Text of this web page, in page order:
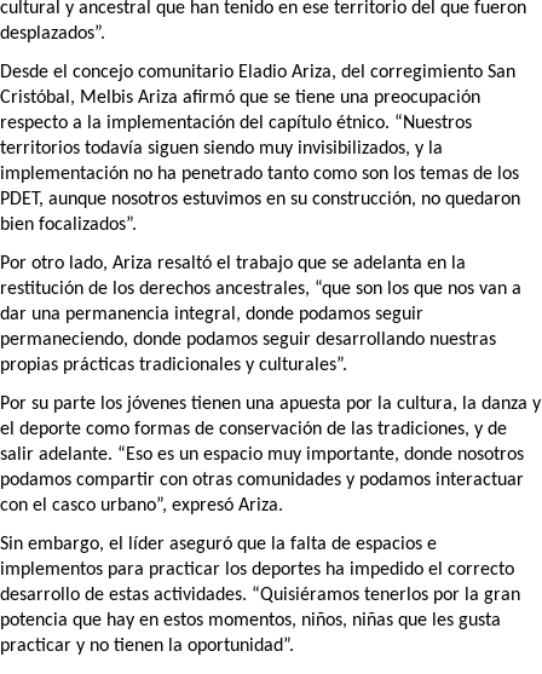
cultural y ancestral que han tenido en ese territorio del que fueron
desplazados”.
Desde el concejo comunitario Eladio Ariza, del corregimiento San
Cristóbal, Melbis Ariza afirmó que se tiene una preocupación
respecto a la implementación del capítulo étnico. “Nuestros
territorios todavía siguen siendo muy invisibilizados, y la
implementación no ha penetrado tanto como son los temas de los
PDET, aunque nosotros estuvimos en su construcción, no quedaron
bien focalizados”.
Por otro lado, Ariza resaltó el trabajo que se adelanta en la
restitución de los derechos ancestrales, “que son los que nos van a
dar una permanencia integral, donde podamos seguir
permaneciendo, donde podamos seguir desarrollando nuestras
propias prácticas tradicionales y culturales”.
Por su parte los jóvenes tienen una apuesta por la cultura, la danza y
el deporte como formas de conservación de las tradiciones, y de
salir adelante. “Eso es un espacio muy importante, donde nosotros
podamos compartir con otras comunidades y podamos interactuar
con el casco urbano”, expresó Ariza.
Sin embargo, el líder aseguró que la falta de espacios e
implementos para practicar los deportes ha impedido el correcto
desarrollo de estas actividades. “Quisiéramos tenerlos por la gran
potencia que hay en estos momentos, niños, niñas que les gusta
practicar y no tienen la oportunidad”.